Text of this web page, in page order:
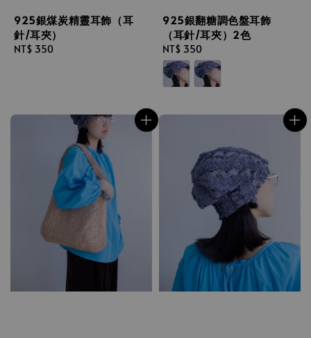
925銀煤炭精靈耳飾（耳
針/耳夾）
Regular
NT$ 350
925銀翻糖調色盤耳飾
（耳針/耳夾）2色
Regular
price
NT$ 350